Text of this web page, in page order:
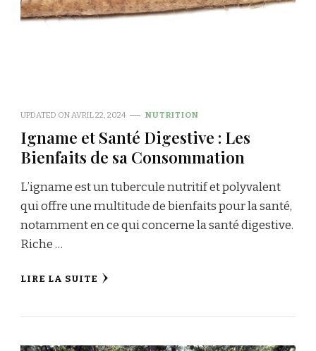
UPDATED ONAVRIL 22, 2024 NUTRITION
Igname et Santé Digestive : Les
Bienfaits de sa Consommation
L’igname est un tubercule nutritif et polyvalent
qui offre une multitude de bienfaits pour la santé,
notamment en ce qui concerne la santé digestive.
Riche …
LIRE LA SUITE